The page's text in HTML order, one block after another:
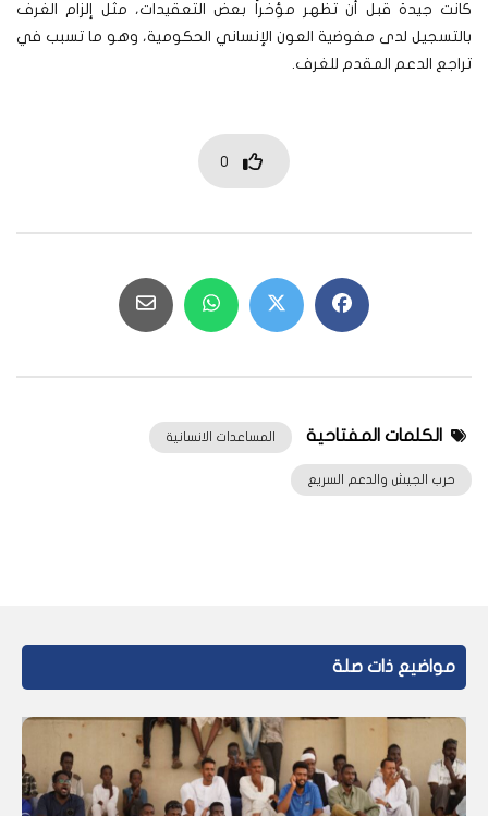
كانت جيدة قبل أن تظهر مؤخراً بعض التعقيدات، مثل إلزام الغرف
بالتسجيل لدى مفوضية العون الإنساني الحكومية، وهو ما تسبب في
تراجع الدعم المقدم للغرف.
0
الكلمات المفتاحية المساعدات الانسانية
حرب الجيش والدعم السريع
مواضيع ذات صلة